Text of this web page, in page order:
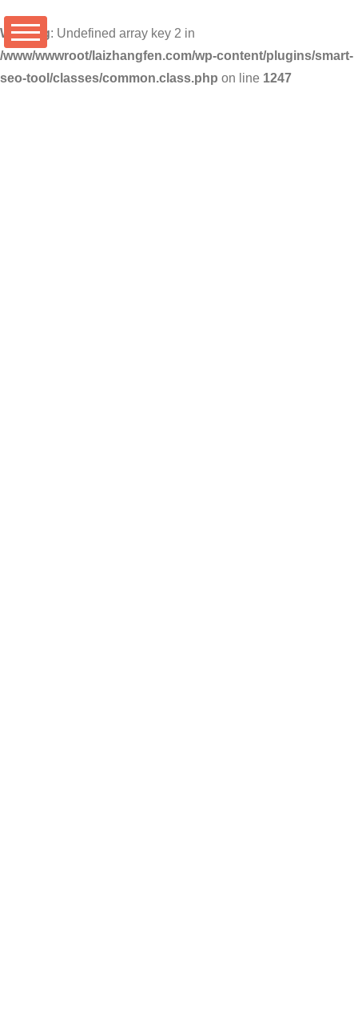
Warning: Undefined array key 2 in
/www/wwwroot/laizhangfen.com/wp-content/plugins/smart-
seo-tool/classes/common.class.php on line 1247